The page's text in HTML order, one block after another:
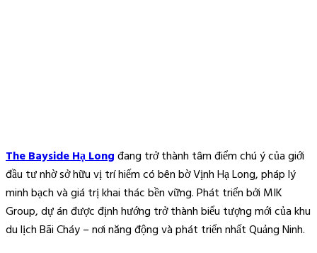
The Bayside Hạ Longđang trở thành tâm điểm chú ý của giới
đầu tư nhờ sở hữu vị trí hiếm có bên bờ Vịnh Hạ Long, pháp lý
minh bạch và giá trị khai thác bền vững. Phát triển bởi MIK
Group, dự án được định hướng trở thành biểu tượng mới của khu
du lịch Bãi Cháy – nơi năng động và phát triển nhất Quảng Ninh.